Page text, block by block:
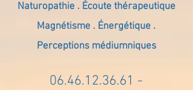
Naturopathie . Écoute thérapeutique
Magnétisme . Énergétique .
Perceptions médiumniques
06.46.12.36.61 -